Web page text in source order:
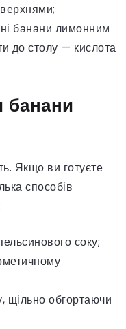
банани лимонним
до столу — кислота
банани
Якщо ви готуєте
способів
соку;
щільно обгортаючи